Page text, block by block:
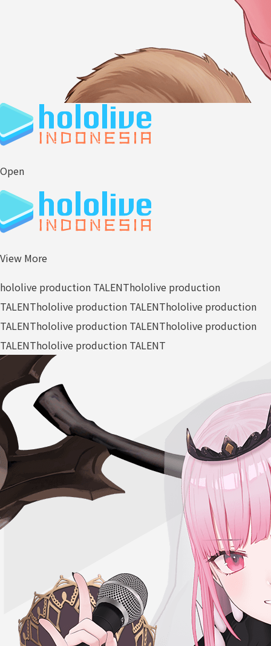
Open
View More
hololive production TALENThololive production
TALENThololive production TALENThololive production
TALENThololive production TALENThololive production
TALENThololive production TALENT